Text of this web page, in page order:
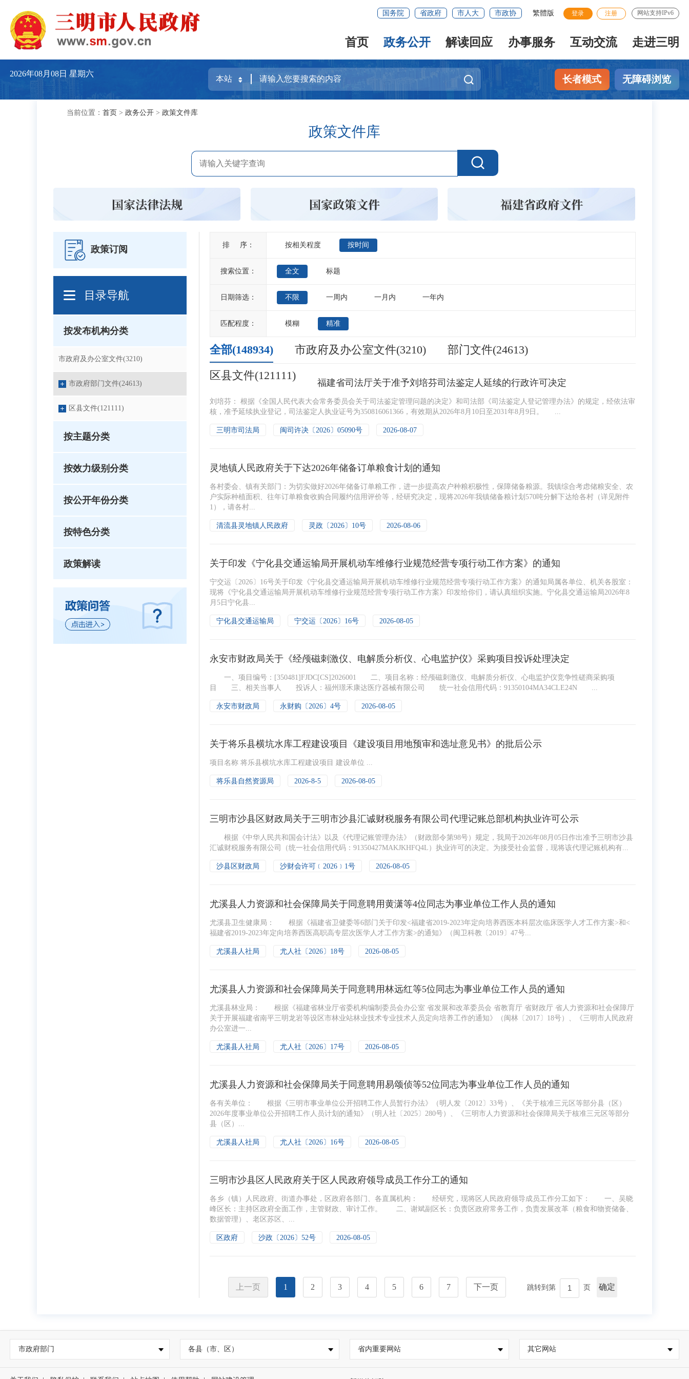
国务院 省政府 市人大 市政协 繁體版 登录 注册 网站支持IPv6
首页 政务公开 解读回应 办事服务 互动交流 走进三明
2026年08月08日星期六
长者模式 无障碍浏览
当前位置： 首页 > 政务公开 > 政策文件库
政策文件库
政策订阅
目录导航
按发布机构分类
市政府及办公室文件(3210)
市政府部门文件(24613)
区县文件(121111)
按主题分类
按效力级别分类
按公开年份分类
按特色分类
政策解读
排 序： 按相关程度 按时间
搜索位置： 全文 标题
日期筛选： 不限 一周内 一月内 一年内
匹配程度： 模糊 精准
全部(148934) 市政府及办公室文件(3210)
部门文件(24613)
区县文件(121111)
福建省司法厅关于准予刘培芬司法鉴定人延续的行政许可决定
刘培芬： 根据《全国人民代表大会常务委员会关于司法鉴定管理问题的决定》和司法部《司法鉴定人登记管理办法》的规定，经依法审
核，准予延续执业登记，司法鉴定人执业证号为350816061366，有效期从2026年8月10日至2031年8月9日。 ...
三明市司法局 闽司许决〔2026〕05090号 2026-08-07
灵地镇人民政府关于下达2026年储备订单粮食计划的通知
各村委会、镇有关部门：为切实做好2026年储备订单粮工作，进一步提高农户种粮积极性，保障储备粮源。我镇综合考虑储粮安全、农
户实际种植面积、往年订单粮食收购合同履约信用评价等，经研究决定，现将2026年我镇储备粮计划570吨分解下达给各村（详见附件
1），请各村...
清流县灵地镇人民政府 灵政〔2026〕10号 2026-08-06
关于印发《宁化县交通运输局开展机动车维修行业规范经营专项行动工作方案》的通知
宁交运〔2026〕16号关于印发《宁化县交通运输局开展机动车维修行业规范经营专项行动工作方案》的通知局属各单位、机关各股室：
现将《宁化县交通运输局开展机动车维修行业规范经营专项行动工作方案》印发给你们，请认真组织实施。宁化县交通运输局2026年8
月5日宁化县...
宁化县交通运输局 宁交运〔2026〕16号 2026-08-05
永安市财政局关于《经颅磁刺激仪、电解质分析仪、心电监护仪》采购项目投诉处理决定
一、项目编号：[350481]FJDC[CS]2026001 二、项目名称：经颅磁刺激仪、电解质分析仪、心电监护仪竞争性磋商采购项
目 三、相关当事人 投诉人：福州璟禾康达医疗器械有限公司 统一社会信用代码：91350104MA34CLE24N ...
永安市财政局 永财购〔2026〕4号 2026-08-05
关于将乐县横坑水库工程建设项目《建设项目用地预审和选址意见书》的批后公示
项目名称 将乐县横坑水库工程建设项目 建设单位 ...
将乐县自然资源局 2026-8-5 2026-08-05
三明市沙县区财政局关于三明市沙县汇诚财税服务有限公司代理记账总部机构执业许可公示
根据《中华人民共和国会计法》以及《代理记账管理办法》（财政部令第98号）规定，我局于2026年08月05日作出准予三明市沙县
汇诚财税服务有限公司（统一社会信用代码：91350427MAKJKHFQ4L）执业许可的决定。为接受社会监督，现将该代理记账机构有...
沙县区财政局 沙财会许可﹝2026﹞1号 2026-08-05
尤溪县人力资源和社会保障局关于同意聘用黄潇等4位同志为事业单位工作人员的通知
尤溪县卫生健康局： 根据《福建省卫健委等6部门关于印发<福建省2019-2023年定向培养西医本科层次临床医学人才工作方案>和<
福建省2019-2023年定向培养西医高职高专层次医学人才工作方案>的通知》（闽卫科教〔2019〕47号...
尤溪县人社局 尤人社〔2026〕18号 2026-08-05
尤溪县人力资源和社会保障局关于同意聘用林远红等5位同志为事业单位工作人员的通知
尤溪县林业局： 根据《福建省林业厅省委机构编制委员会办公室 省发展和改革委员会 省教育厅 省财政厅 省人力资源和社会保障厅
关于开展福建省南平三明龙岩等设区市林业站林业技术专业技术人员定向培养工作的通知》（闽林〔2017〕18号）、《三明市人民政府
办公室进一...
尤溪县人社局 尤人社〔2026〕17号 2026-08-05
尤溪县人力资源和社会保障局关于同意聘用易颂侦等52位同志为事业单位工作人员的通知
各有关单位： 根据《三明市事业单位公开招聘工作人员暂行办法》（明人发〔2012〕33号）、《关于核准三元区等部分县（区）
2026年度事业单位公开招聘工作人员计划的通知》（明人社〔2025〕280号）、《三明市人力资源和社会保障局关于核准三元区等部分
县（区）...
尤溪县人社局 尤人社〔2026〕16号 2026-08-05
三明市沙县区人民政府关于区人民政府领导成员工作分工的通知
各乡（镇）人民政府、街道办事处，区政府各部门、各直属机构： 经研究，现将区人民政府领导成员工作分工如下： 一、吴晓
峰区长：主持区政府全面工作，主管财政、审计工作。 二、谢斌副区长：负责区政府常务工作，负责发展改革（粮食和物资储备、
数据管理）、老区苏区、...
区政府 沙政〔2026〕52号 2026-08-05
上一页 1 2 3 4 5 6 7 下一页 跳转到第 页 确定
市政府部门 各县（市、区） 省内重要网站 其它网站